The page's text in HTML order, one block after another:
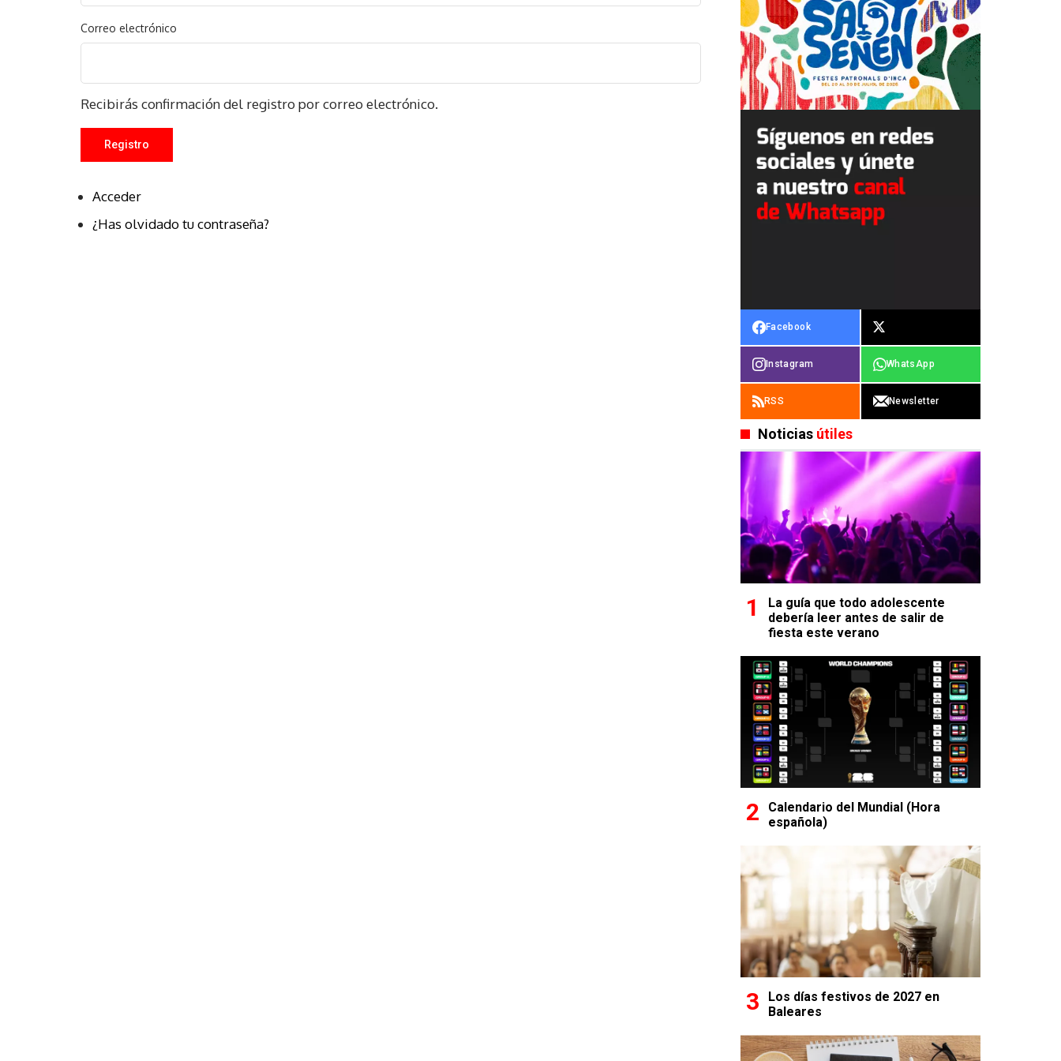
Correo electrónico
Recibirás confirmación del registro por correo electrónico.
Registro
Acceder
¿Has olvidado tu contraseña?
Facebook
Instagram WhatsApp
RSS Newsletter
Noticias útiles
La guía que todo adolescente
debería leer antes de salir de
fiesta este verano
Calendario del Mundial (Hora
española)
Los días festivos de 2027 en
Baleares